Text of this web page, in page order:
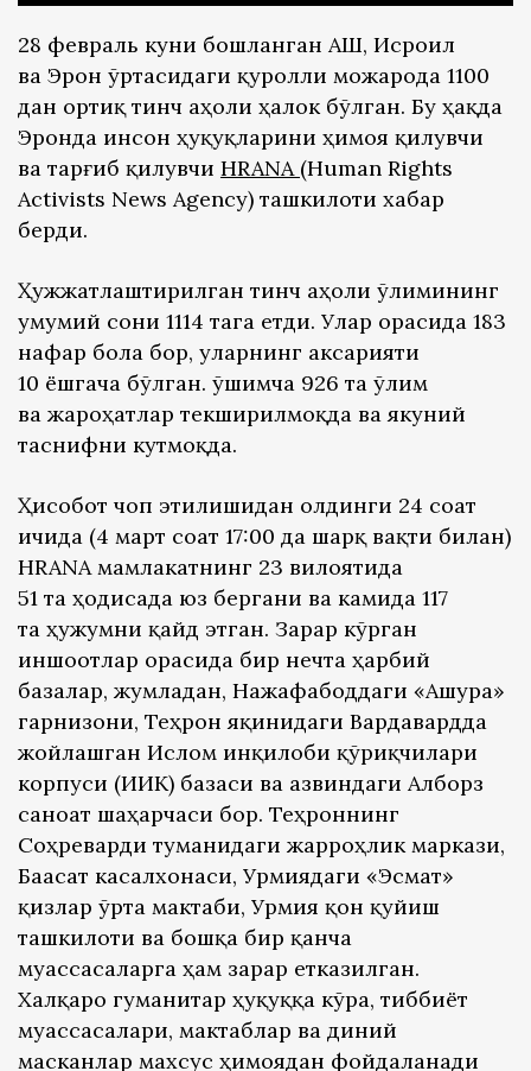
28 февраль куни бошланган АҚШ, Исроил
ва Эрон ўртасидаги қуролли можарода 1100
дан ортиқ тинч аҳоли ҳалок бўлган. Бу ҳақда
Эронда инсон ҳуқуқларини ҳимоя қилувчи
ва тарғиб қилувчи HRANA (Human Rights
Activists News Agency) ташкилоти хабар
берди.
Ҳужжатлаштирилган тинч аҳоли ўлимининг
умумий сони 1114 тага етди. Улар орасида 183
нафар бола бор, уларнинг аксарияти
10 ёшгача бўлган. Қўшимча 926 та ўлим
ва жароҳатлар текширилмоқда ва якуний
таснифни кутмоқда.
Ҳисобот чоп этилишидан олдинги 24 соат
ичида (4 март соат 17:00 да шарқ вақти билан)
HRANA мамлакатнинг 23 вилоятида
51 та ҳодисада юз бергани ва камида 117
та ҳужумни қайд этган. Зарар кўрган
иншоотлар орасида бир нечта ҳарбий
базалар, жумладан, Нажафабоддаги «Ашура»
гарнизони, Теҳрон яқинидаги Вардавардда
жойлашган Ислом инқилоби қўриқчилари
корпуси (ИИҚК) базаси ва Қазвиндаги Алборз
саноат шаҳарчаси бор. Теҳроннинг
Соҳреварди туманидаги жарроҳлик маркази,
Баасат касалхонаси, Урмиядаги «Эсмат»
қизлар ўрта мактаби, Урмия қон қуйиш
ташкилоти ва бошқа бир қанча
муассасаларга ҳам зарар етказилган.
Халқаро гуманитар ҳуқуққа кўра, тиббиёт
муассасалари, мактаблар ва диний
масканлар махсус ҳимоядан фойдаланади